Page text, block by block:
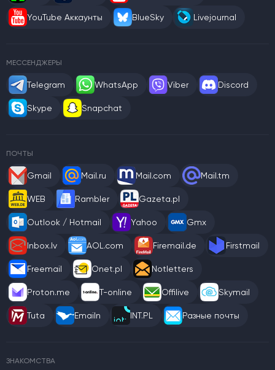
YouTube Аккаунты BlueSky Livejournal
МЕССЕНДЖЕРЫ
Telegram WhatsApp Viber Discord
Skype Snapchat
ПОЧТЫ
Gmail Mail.ru Mail.com Mail.tm
WEB Rambler Gazeta.pl
Outlook / Hotmail Yahoo Gmx
Inbox.lv AOL.com Firemail.de Firstmail
Freemail Onet.pl Notletters
Proton.me T-online Offilive Skymail
Tuta Emailn INT.PL Разные почты
ЗНАКОМСТВА